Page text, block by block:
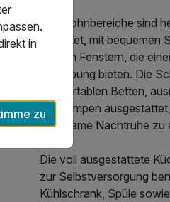
Die Wohnbereiche sind
gestaltet, mit bequemen
großen Fenstern, die
Umgebung bieten. Die
komfortablen Betten,
Leselampen
erholsame Nachtruhe zu
Die voll ausgestattete
zur Selbstversorgung
Kühlschrank, Spüle
in
zu